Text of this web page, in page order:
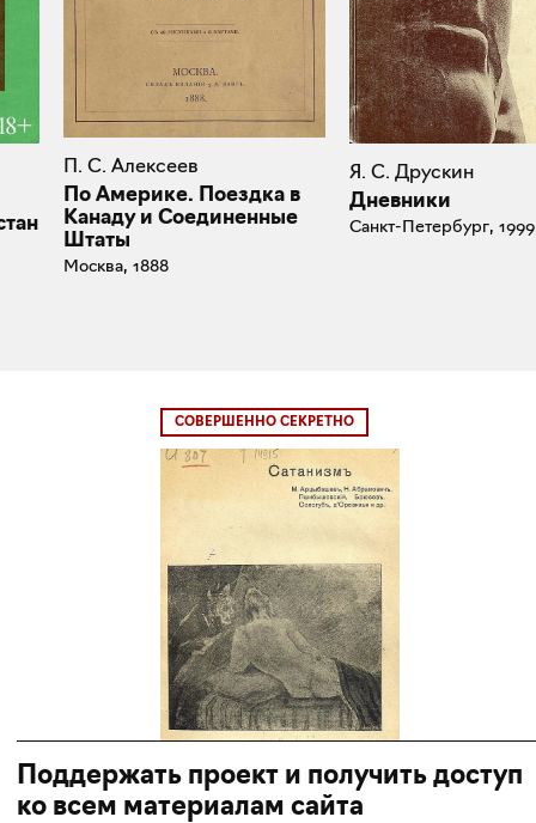
П. С. Алексеев
По Америке. Поездка в
Канаду и Соединенные
Штаты
Москва, 1888
Я. С. Друскин
Дневники
Санкт-Петербург, 1999
СОВЕРШЕННО СЕКРЕТНО
Поддержать проект и получить доступ
ко всем материалам сайта